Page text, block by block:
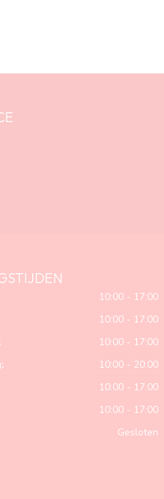
10:00 - 17:00
10:00 - 17:00
10:00 - 17:00
10:00 - 20:00
10:00 - 17:00
10:00 - 17:00
Gesloten